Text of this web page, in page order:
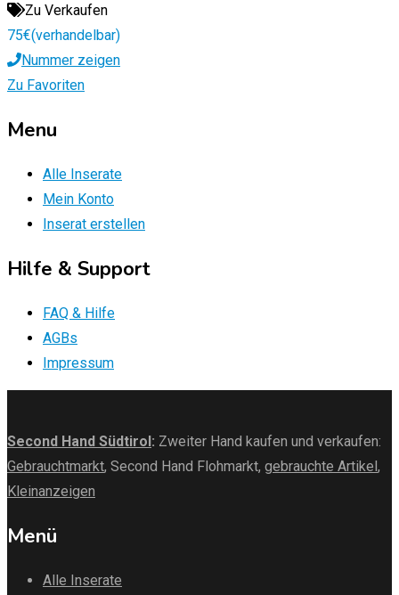
Zu Verkaufen
75€(verhandelbar)
Nummer zeigen
Zu Favoriten
Menu
Alle Inserate
Mein Konto
Inserat erstellen
Hilfe & Support
FAQ & Hilfe
AGBs
Impressum
Second Hand Südtirol: Zweiter Hand kaufen und verkaufen:
Gebrauchtmarkt, Second Hand Flohmarkt, gebrauchte Artikel,
Kleinanzeigen
Menü
Alle Inserate